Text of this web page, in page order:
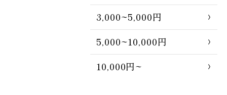
3,000~5,000円
5,000~10,000円
10,000円~